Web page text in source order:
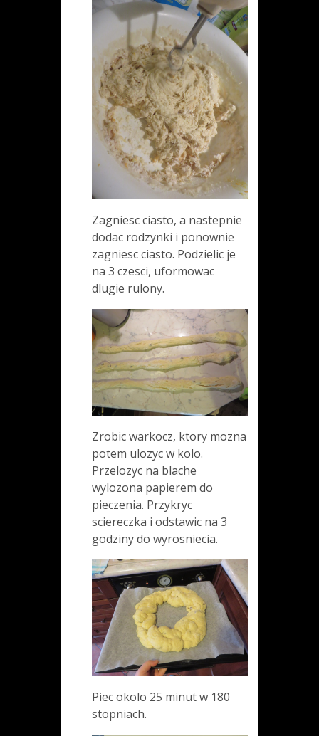
Zagniesc ciasto, a nastepnie
dodac rodzynki i ponownie
zagniesc ciasto. Podzielic je
na 3 czesci, uformowac
dlugie rulony.
Zrobic warkocz, ktory mozna
potem ulozyc w kolo.
Przelozyc na blache
wylozona papierem do
pieczenia. Przykryc
sciereczka i odstawic na 3
godziny do wyrosniecia.
Piec okolo 25 minut w 180
stopniach.